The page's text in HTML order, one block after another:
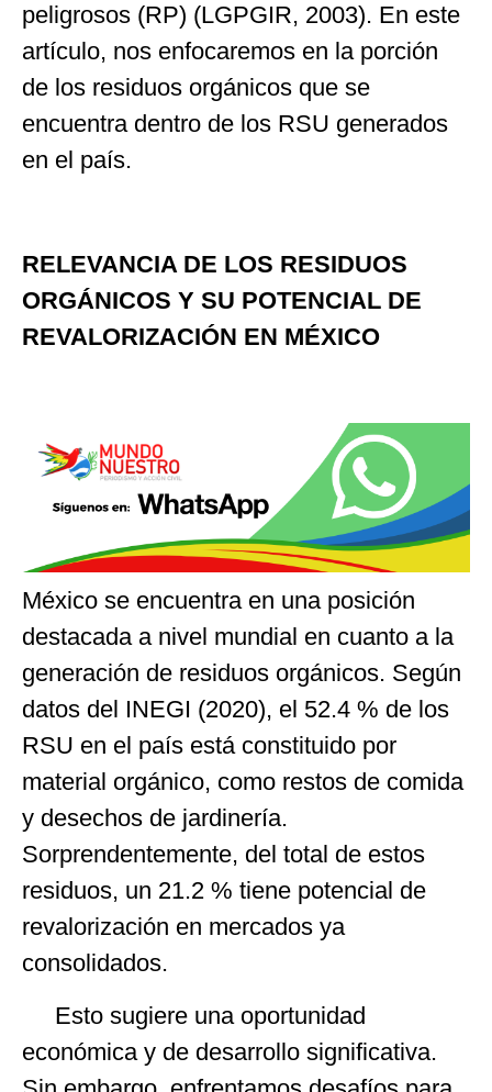
peligrosos (RP) (LGPGIR, 2003). En este
artículo, nos enfocaremos en la porción
de los residuos orgánicos que se
encuentra dentro de los RSU generados
en el país.
RELEVANCIA DE LOS RESIDUOS
ORGÁNICOS Y SU POTENCIAL DE
REVALORIZACIÓN EN MÉXICO
México se encuentra en una posición
destacada a nivel mundial en cuanto a la
generación de residuos orgánicos. Según
datos del INEGI (2020), el 52.4 % de los
RSU en el país está constituido por
material orgánico, como restos de comida
y desechos de jardinería.
Sorprendentemente, del total de estos
residuos, un 21.2 % tiene potencial de
revalorización en mercados ya
consolidados.
Esto sugiere una oportunidad
económica y de desarrollo significativa.